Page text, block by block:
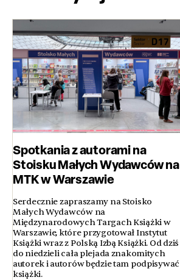
Spotkania z autorami na
Stoisku Małych Wydawców na
MTK w Warszawie
Serdecznie zapraszamy na Stoisko
Małych Wydawców na
Międzynarodowych Targach Książki w
Warszawie, które przygotował Instytut
Książki wraz z Polską Izbą Książki. Od dziś
do niedzieli cała plejada znakomitych
autorek i autorów będzie tam podpisywać
książki.